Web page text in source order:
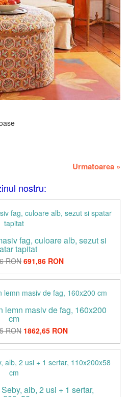
Urmatoarea »
nostru:
fag, culoare alb, sezut si
tapitat
RON 691,86 RON
lemn masiv de fag, 160x200
cm
RON 1862,65 RON
alb, 2 usi + 1 sertar,